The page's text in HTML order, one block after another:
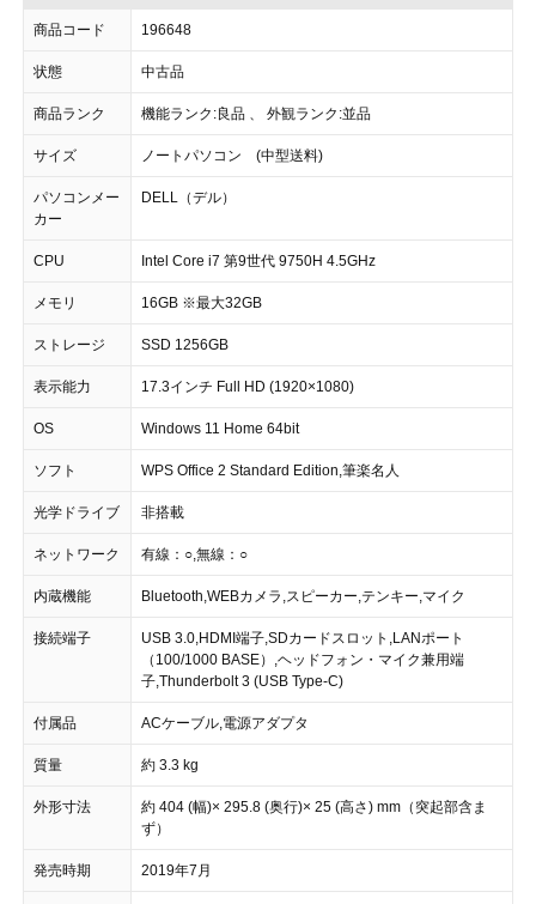
商品コード 196648
状態 中古品
商品ランク 機能ランク:良品 、 外観ランク:並品
サイズ ノートパソコン (中型送料)
パソコンメー
カー
DELL（デル）
CPU Intel Core i7 第9世代 9750H 4.5GHz
メモリ 16GB ※最大32GB
ストレージ SSD 1256GB
表示能力 17.3インチ Full HD (1920×1080)
OS Windows 11 Home 64bit
ソフト WPS Office 2 Standard Edition,筆楽名人
光学ドライブ 非搭載
ネットワーク 有線：○,無線：○
内蔵機能 Bluetooth,WEBカメラ,スピーカー,テンキー,マイク
接続端子
USB 3.0,HDMI端子,SDカードスロット,LANポート
（100/1000 BASE）,ヘッドフォン・マイク兼用端
子,Thunderbolt 3 (USB Type-C)
付属品 ACケーブル,電源アダプタ
質量 約 3.3 kg
外形寸法
約 404 (幅)× 295.8 (奥行)× 25 (高さ) mm（突起部含ま
ず）
発売時期 2019年7月